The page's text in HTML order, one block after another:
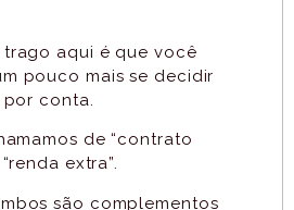
aqui é que você
pouco mais se decidir
conta.
de “contrato
extra”.
são complementos